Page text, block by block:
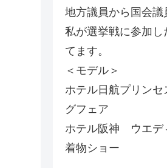
地方議員から国会議
私が選挙戦に参加
てます。
＜モデル＞
ホテル日航プリン
グフェア
ホテル阪神 ウエデ
着物ショー